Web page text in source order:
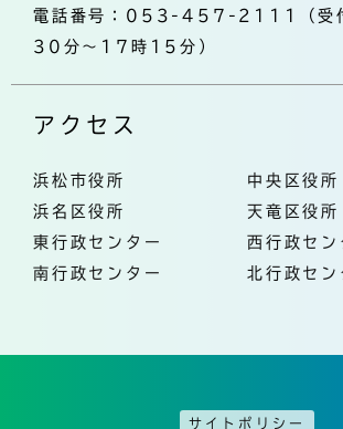
電話番号：053-457-2111（受
30分～17時15分）
アクセス
浜松市役所
中央区役所
浜名区役所
天竜区役所
東行政センター
西行政セン
南行政センター
北行政セン
サイトポリシー